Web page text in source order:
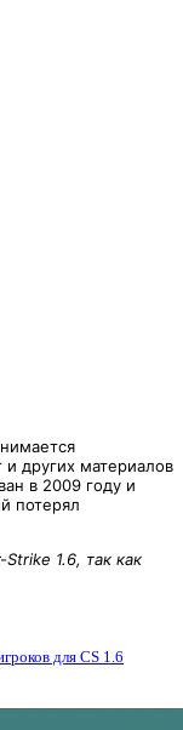
других материалов
в 2009 году и
потерял
1.6, так как
для CS 1.6